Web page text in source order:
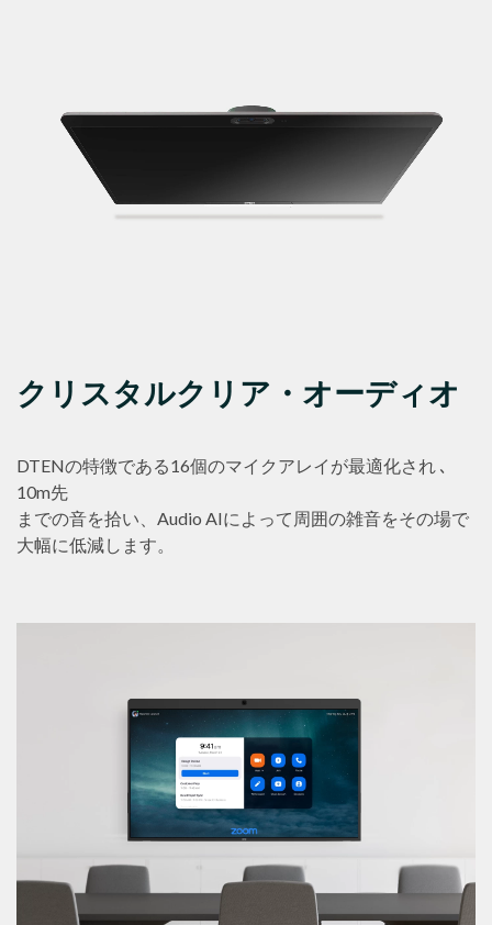
クリスタルクリア・オーディオ
DTENの特徴である16個のマイクアレイが最適化され ､
10m先
までの音を拾い、Audio AIによって周囲の雑音をその場で
大幅に低減します。